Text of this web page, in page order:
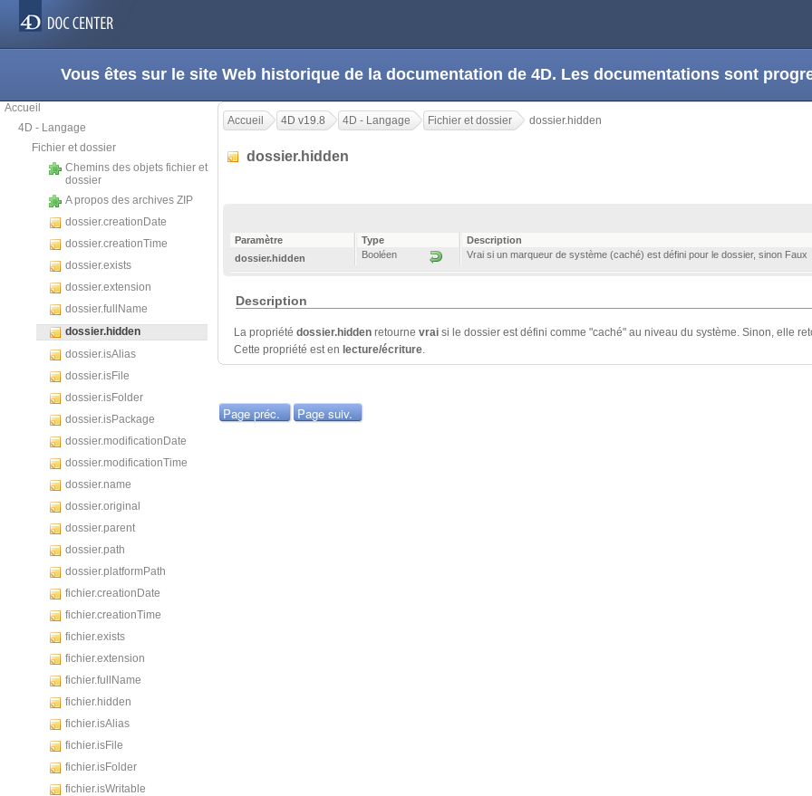
Vous êtes sur le site Web historique de la documentation de 4D. Les documentations sont
Accueil
4D - Langage
Fichier et dossier
Chemins des objets fichier et
dossier
A propos des archives ZIP
dossier.creationDate
dossier.creationTime
dossier.exists
dossier.extension
dossier.fullName
dossier.hidden
dossier.isAlias
dossier.isFile
dossier.isFolder
dossier.isPackage
dossier.modificationDate
dossier.modificationTime
dossier.name
dossier.original
dossier.parent
dossier.path
dossier.platformPath
fichier.creationDate
fichier.creationTime
fichier.exists
fichier.extension
fichier.fullName
fichier.hidden
fichier.isAlias
fichier.isFile
fichier.isFolder
fichier.isWritable
Accueil 4D v19.8 4D - Langage Fichier et dossier dossier.hidden
dossier.hidden
Paramètre Type
Description
dossier.hidden
Booléen Vrai si un marqueur de système (caché) est défini pour le dossier, sinon Faux
Description
La propriété dossier.hidden retourne vrai si le dossier est défini comme "caché" au niveau du système. Sinon, elle
Cette propriété est en lecture/écriture.
Page préc. Page suiv.